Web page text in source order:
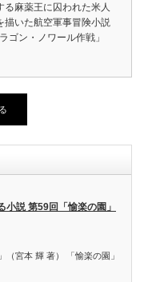
麻薬王に囚われた米人
描いた航空軍事冒険小説
ゴン・ノワール作戦」
小説 第59回「愉楽の園」
（宮本 輝 著） 「愉楽の園」